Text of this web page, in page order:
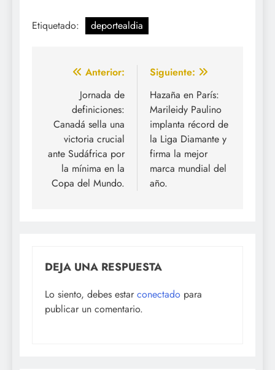
Etiquetado: deportealdia
Navegación
entradas
Anterior:
Jornada de
definiciones:
Canadá sella una
victoria crucial
ante Sudáfrica por
la mínima en la
Copa del Mundo.
Siguiente:
Hazaña en París:
Marileidy Paulino
implanta récord de
la Liga Diamante y
firma la mejor
marca mundial del
año.
DEJA UNA RESPUESTA
Lo siento, debes estar conectado para
publicar un comentario.